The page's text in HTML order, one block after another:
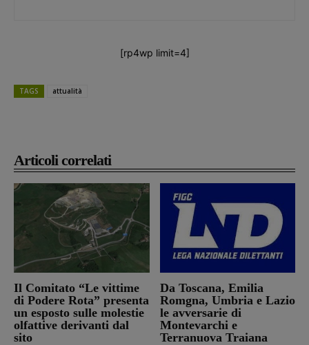
Articoli correlati
Il Comitato “Le vittime
di Podere Rota” presenta
un esposto sulle molestie
olfattive derivanti dal
sito
Da Toscana, Emilia
Romgna, Umbria e Lazio
le avversarie di
Montevarchi e
Terranuova Traiana
[rp4wp limit=4]
TAGS attualità